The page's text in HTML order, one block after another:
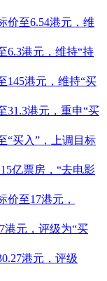
价至6.54港元，维
6.3港元，维持“持
145港元，维持“买
31.3港元，重申“买
“买入”，上调目标
亿票房，“去电影
价至17港元，
港元，评级为“买
港元，评级